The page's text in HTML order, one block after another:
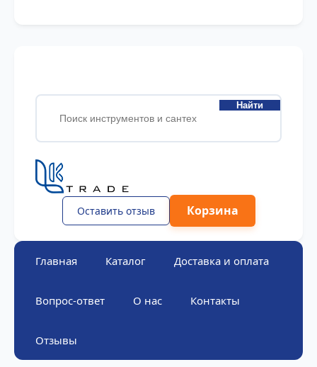
Найти
Оставить отзыв Корзина
Главная Каталог Доставка и оплата
Вопрос-ответ О нас Контакты
Отзывы